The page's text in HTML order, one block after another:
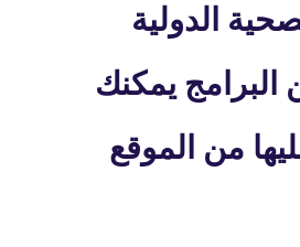
الدولية
البرامج يمكنك
من الموقع